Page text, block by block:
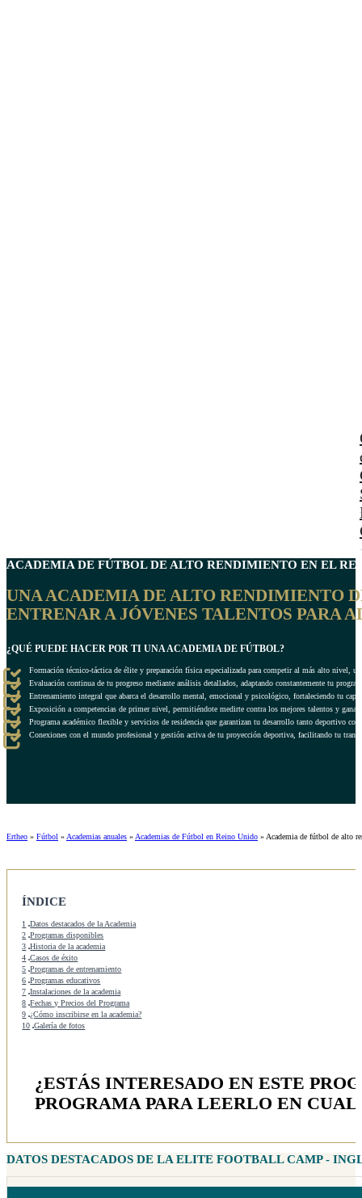
ACADEMIA DE FÚTBOL DE ALTO RENDIMIENTO EN EL
UNA ACADEMIA DE ALTO RENDIMIENTO
ENTRENAR A JÓVENES TALENTOS PARA
¿QUÉ PUEDE HACER POR TI UNA ACADEMIA DE FÚTBOL?
Formación técnico-táctica de élite y preparación física especializada para competir al más alto nivel,
Evaluación continua de tu progreso mediante análisis detallados, adaptando constantemente tu
Entrenamiento integral que abarca el desarrollo mental, emocional y psicológico, fortaleciendo tu
Exposición a competencias de primer nivel, permitiéndote medirte contra los mejores talentos y ganar
Programa académico flexible y servicios de residencia que garantizan tu desarrollo tanto deportivo
Conexiones con el mundo profesional y gestión activa de tu proyección deportiva, facilitando tu
Ertheo » Fútbol » Academias anuales » Academias de Fútbol en Reino Unido » Academia de fútbol de alto
ÍNDICE
1
Datos destacados de la Academia
2 Programas disponibles
3 Historia de la academia
4 Casos de éxito
5 Programas de entrenamiento
6 Programas educativos
7 Instalaciones de la academia
8 Fechas y Precios del Programa
9 ¿Cómo inscribirse en la academia?
10 Galería de fotos
¿ESTÁS INTERESADO EN ESTE
PROGRAMA PARA LEERLO EN
DATOS DESTACADOS DE LA ELITE FOOTBALL CAMP -